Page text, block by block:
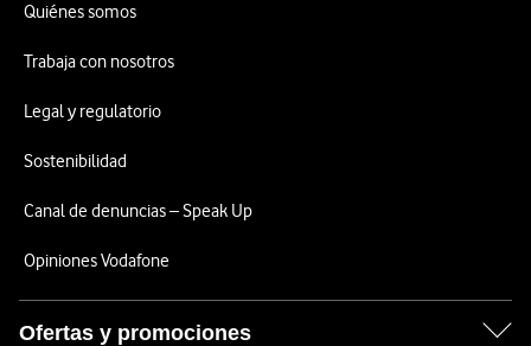
Quiénes somos
Trabaja con nosotros
Legal y regulatorio
Sostenibilidad
Canal de denuncias – Speak Up
Opiniones Vodafone
Ofertas y promociones